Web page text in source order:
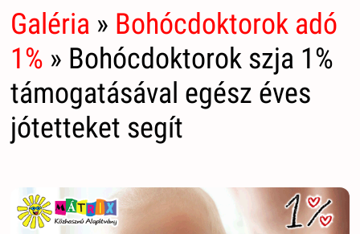
Galéria » Bohócdoktorok adó
1% » Bohócdoktorok szja 1%
támogatásával egész éves
jótetteket segít